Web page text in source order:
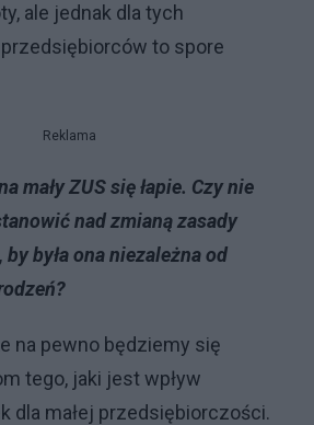
ale jednak dla tych
to spore
Reklama
mały ZUS się łapie. Czy nie
nad zmianą zasady
była ona niezależna od
na pewno będziemy się
tego, jaki jest wpływ
dla małej przedsiębiorczości.